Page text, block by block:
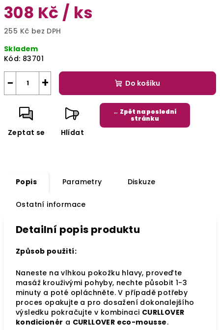
308 Kč / ks
255 Kč bez DPH
cena:
Skladem
Kód: 83701
+
− Do košíku
Zeptat se Hlídat
← Zpět na poslední
stránku
Popis Parametry Diskuze
Ostatní informace
Detailní popis produktu
Způsob použití:
Naneste na vlhkou pokožku hlavy, proveďte
masáž krouživými pohyby, nechte působit 1-3
minuty a poté opláchněte. V případě potřeby
proces opakujte a pro dosažení dokonalejšího
výsledku pokračujte v kombinaci CURLLOVER
kondicionér a CURLLOVER eco-mousse.